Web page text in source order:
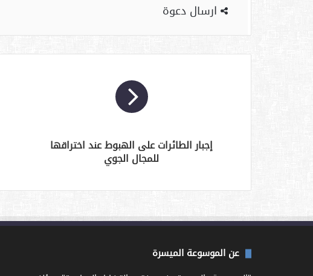
ارسال دعوة
إجبار الطائرات على الهبوط عند اختراقها
للمجال الجوي
عن الموسوعة الميسرة